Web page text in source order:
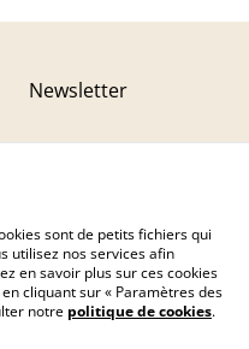
Newsletter
de rétractation
sont de petits fichiers qui
utilisez nos services afin
en savoir plus sur ces cookies
cliquant sur « Paramètres des
notre politique de cookies.